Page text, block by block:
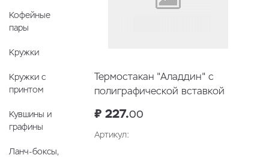
Кофейные
пары
Кружки
Кружки с
принтом
Кувшины и
графины
Ланч-боксы,
Термостакан "Аладдин" с
полиграфической вставкой
₽ 227.00
Артикул: